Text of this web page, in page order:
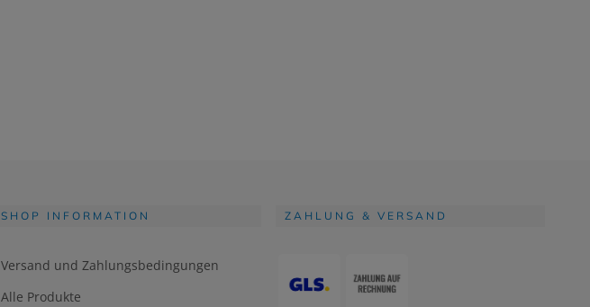
SHOP INFORMATION
Versand und Zahlungsbedingungen
Alle Produkte
ZAHLUNG & VERSAND